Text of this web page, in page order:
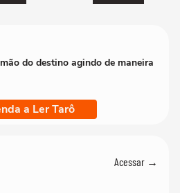
do destino agindo de maneira
a Ler Tarô
Acessar →